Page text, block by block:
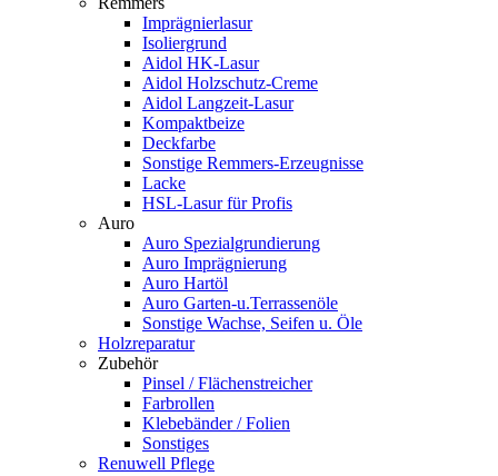
Imprägnierlasur
Isoliergrund
Aidol HK-Lasur
Aidol Holzschutz-Creme
Aidol Langzeit-Lasur
Kompaktbeize
Deckfarbe
Sonstige Remmers-Erzeugnisse
Lacke
HSL-Lasur für Profis
Auro
Auro Spezialgrundierung
Auro Imprägnierung
Auro Hartöl
Auro Garten-u.Terrassenöle
Sonstige Wachse, Seifen u. Öle
Holzreparatur
Zubehör
Pinsel / Flächenstreicher
Farbrollen
Klebebänder / Folien
Sonstiges
Renuwell Pflege